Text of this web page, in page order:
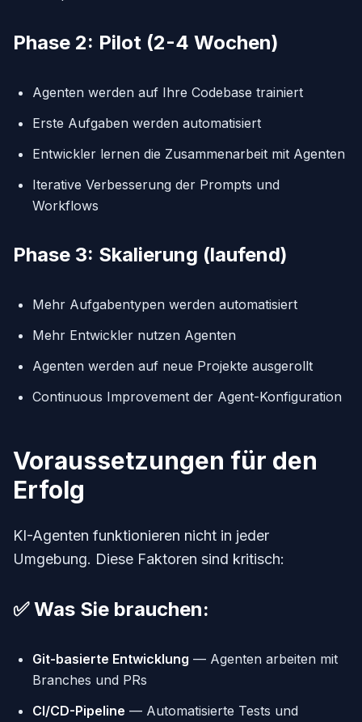
Phase 2: Pilot (2-4 Wochen)
Agenten werden auf Ihre Codebase trainiert
Erste Aufgaben werden automatisiert
Entwickler lernen die Zusammenarbeit mit Agenten
Iterative Verbesserung der Prompts und
Workflows
Phase 3: Skalierung (laufend)
Mehr Aufgabentypen werden automatisiert
Mehr Entwickler nutzen Agenten
Agenten werden auf neue Projekte ausgerollt
Continuous Improvement der Agent-Konfiguration
Voraussetzungen für den
Erfolg
KI-Agenten funktionieren nicht in jeder
Umgebung. Diese Faktoren sind kritisch:
✅ Was Sie brauchen:
Git-basierte Entwicklung — Agenten arbeiten mit
Branches und PRs
CI/CD-Pipeline — Automatisierte Tests und